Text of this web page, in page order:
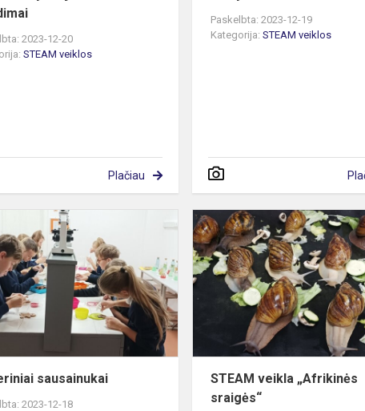
2023-12-20
STEAM veiklos
Plačiau
Paskelbta: 2023-12-19
Kategorija:STEAM veiklos
Imbieriniai
sausainukai
sausainukai
2023-12-18
STEAM veikla „Afrikinės
sraigės“